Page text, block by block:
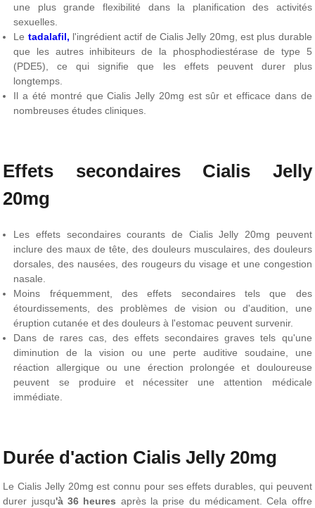
une plus grande flexibilité dans la planification des activités
sexuelles.
Le tadalafil, l'ingrédient actif de Cialis Jelly 20mg, est plus durable
que les autres inhibiteurs de la phosphodiestérase de type 5
(PDE5), ce qui signifie que les effets peuvent durer plus
longtemps.
Il a été montré que Cialis Jelly 20mg est sûr et efficace dans de
nombreuses études cliniques.
Effets secondaires Cialis Jelly
20mg
Les effets secondaires courants de Cialis Jelly 20mg peuvent
inclure des maux de tête, des douleurs musculaires, des douleurs
dorsales, des nausées, des rougeurs du visage et une congestion
nasale.
Moins fréquemment, des effets secondaires tels que des
étourdissements, des problèmes de vision ou d'audition, une
éruption cutanée et des douleurs à l'estomac peuvent survenir.
Dans de rares cas, des effets secondaires graves tels qu'une
diminution de la vision ou une perte auditive soudaine, une
réaction allergique ou une érection prolongée et douloureuse
peuvent se produire et nécessiter une attention médicale
immédiate.
Durée d'action Cialis Jelly 20mg
Le Cialis Jelly 20mg est connu pour ses effets durables, qui peuvent
durer jusqu'à 36 heures après la prise du médicament. Cela offre